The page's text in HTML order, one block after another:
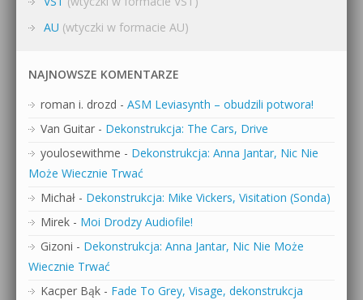
AU (wtyczki w formacie AU)
NAJNOWSZE KOMENTARZE
roman i. drozd - ASM Leviasynth – obudzili potwora!
Van Guitar - Dekonstrukcja: The Cars, Drive
youlosewithme - Dekonstrukcja: Anna Jantar, Nic Nie
Może Wiecznie Trwać
Michał - Dekonstrukcja: Mike Vickers, Visitation (Sonda)
Mirek - Moi Drodzy Audiofile!
Gizoni - Dekonstrukcja: Anna Jantar, Nic Nie Może
Wiecznie Trwać
Kacper Bąk - Fade To Grey, Visage, dekonstrukcja